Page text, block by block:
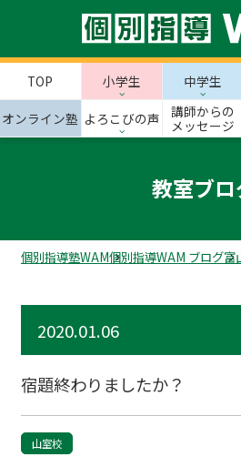
TOP 小学生 中学生
オンライン塾 よろこびの声
講師からの
メッセージ
教室ブロ
個別指導塾WAM個別指導WAM ブログ富
2020.01.06
宿題終わりましたか？
山室校